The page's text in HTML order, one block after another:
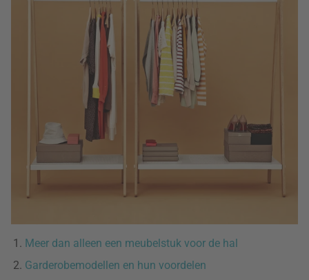
Meer dan alleen een meubelstuk voor de hal
Garderobemodellen en hun voordelen